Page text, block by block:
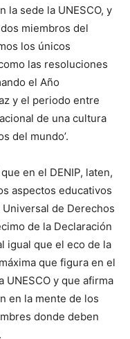
la sede la UNESCO, y
miembros del
los únicos
las resoluciones
el Año
y el periodo entre
de una cultura
del mundo’.
en el DENIP, laten,
aspectos educativos
de Derechos
de la Declaración
igual que el eco de la
que figura en el
y que afirma
en la mente de los
donde deben